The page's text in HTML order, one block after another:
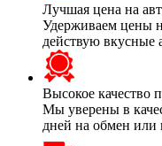
Лучшая цена на
Удерживаем цены
действую вкусные
Высокое качество
Мы уверены в
дней на обмен или